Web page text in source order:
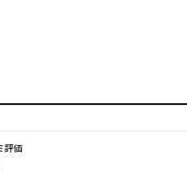
評価